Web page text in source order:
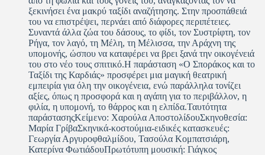
ξεκινήσει ένα μακρύ ταξίδι αναζήτησης. Στην προσπάθειά
του να επιστρέψει, περνάει από διάφορες περιπέτειες.
Συναντά άλλα ζώα του δάσους, το φίδι, τον Συστρίφτη, τον
Ρήγα, τον λαγό, τη Μέλη, τη Μέλισσα, την Αράχνη της
υπομονής, ώσπου να καταφέρει να βρει ξανά την οικογένειά
του στο νέο τους σπιτικό.Η παράσταση «Ο Σποράκος και το
Ταξίδι της Καρδιάς» προσφέρει μια μαγική θεατρική
εμπειρία για όλη την οικογένεια, ενώ παράλληλα τονίζει
αξίες, όπως η προσφορά και η αγάπη για το περιβάλλον, η
φιλία, η υπομονή, το θάρρος και η ελπίδα.Ταυτότητα
παράστασηςΚείμενο: Χαρούλα ΑποστολίδουΣκηνοθεσία:
Μαρία ΓρίβαΣκηνικά-κοστούμια-ειδικές κατασκευές:
Γεωργία Αργυροφθαλμίδου, Τασούλα Κομπατσιάρη,
Κατερίνα ΦωτιάδουΠρωτότυπη μουσική: Γιάγκος